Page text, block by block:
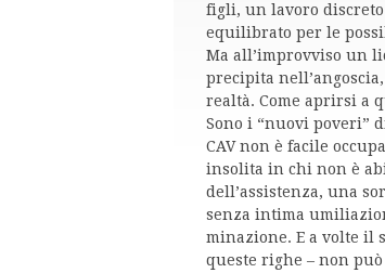
figli, un lavoro
equilibrato per le
Ma all’improvviso un
precipita
realtà. Come aprirsi a
Sono i “nuovi poveri”
CAV non è facile
insolita in chi non è
dell’assistenza, una
senza intima
minazione. E a volte il
queste righe – non